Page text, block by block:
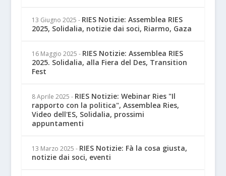
13 Giugno 2025 - RIES Notizie: Assemblea RIES
2025, Solidalia, notizie dai soci, Riarmo, Gaza
16 Maggio 2025 - RIES Notizie: Assemblea RIES
2025. Solidalia, alla Fiera del Des, Transition
Fest
8 Aprile 2025 - RIES Notizie: Webinar Ries "Il
rapporto con la politica", Assemblea Ries,
Video dell'ES, Solidalia, prossimi
appuntamenti
13 Marzo 2025 - RIES Notizie: Fà la cosa giusta,
notizie dai soci, eventi